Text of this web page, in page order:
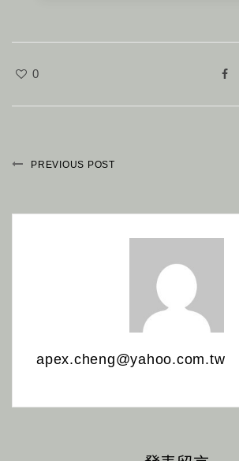
0
PREVIOUS POST
apex.cheng@yahoo.com.tw